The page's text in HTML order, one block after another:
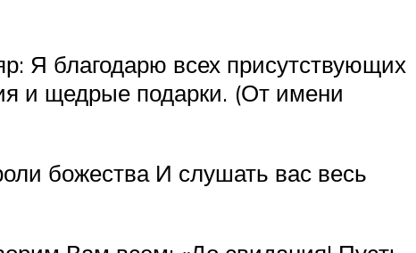
Я благодарю всех присутствующих
и щедрые подарки. (От имени
божества И слушать вас весь